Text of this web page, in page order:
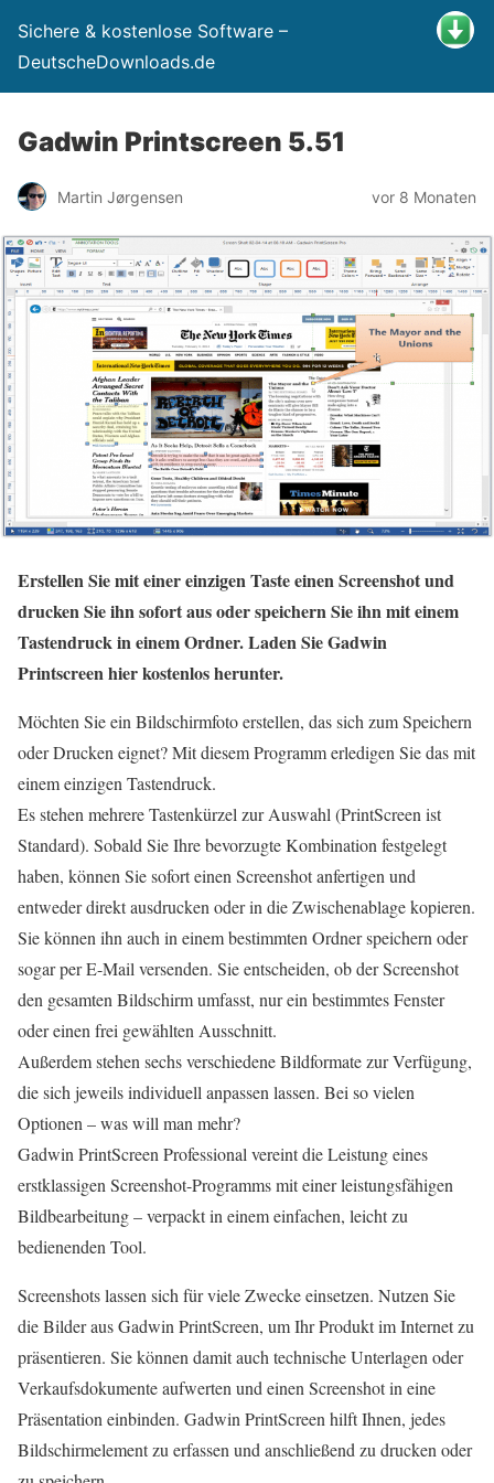
Sichere & kostenlose Software –
DeutscheDownloads.de
Gadwin Printscreen 5.51
Martin Jørgensen vor 8 Monaten
Erstellen Sie mit einer einzigen Taste einen Screenshot und
drucken Sie ihn sofort aus oder speichern Sie ihn mit einem
Tastendruck in einem Ordner. Laden Sie Gadwin
Printscreen hier kostenlos herunter.
Möchten Sie ein Bildschirmfoto erstellen, das sich zum Speichern
oder Drucken eignet? Mit diesem Programm erledigen Sie das mit
einem einzigen Tastendruck.
Es stehen mehrere Tastenkürzel zur Auswahl (PrintScreen ist
Standard). Sobald Sie Ihre bevorzugte Kombination festgelegt
haben, können Sie sofort einen Screenshot anfertigen und
entweder direkt ausdrucken oder in die Zwischenablage kopieren.
Sie können ihn auch in einem bestimmten Ordner speichern oder
sogar per E-Mail versenden. Sie entscheiden, ob der Screenshot
den gesamten Bildschirm umfasst, nur ein bestimmtes Fenster
oder einen frei gewählten Ausschnitt.
Außerdem stehen sechs verschiedene Bildformate zur Verfügung,
die sich jeweils individuell anpassen lassen. Bei so vielen
Optionen – was will man mehr?
Gadwin PrintScreen Professional vereint die Leistung eines
erstklassigen Screenshot-Programms mit einer leistungsfähigen
Bildbearbeitung – verpackt in einem einfachen, leicht zu
bedienenden Tool.
Screenshots lassen sich für viele Zwecke einsetzen. Nutzen Sie
die Bilder aus Gadwin PrintScreen, um Ihr Produkt im Internet zu
präsentieren. Sie können damit auch technische Unterlagen oder
Verkaufsdokumente aufwerten und einen Screenshot in eine
Präsentation einbinden. Gadwin PrintScreen hilft Ihnen, jedes
Bildschirmelement zu erfassen und anschließend zu drucken oder